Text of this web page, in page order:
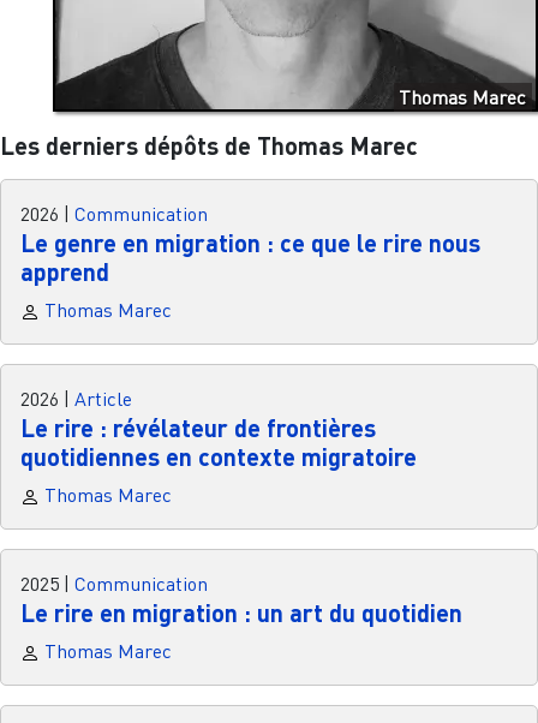
Thomas Marec
Les derniers dépôts de Thomas Marec
2026 Communication
Le genre en migration : ce que le rire nous
apprend
Thomas Marec
2026 Article
Le rire : révélateur de frontières
quotidiennes en contexte migratoire
Thomas Marec
2025 Communication
Le rire en migration : un art du quotidien
Thomas Marec